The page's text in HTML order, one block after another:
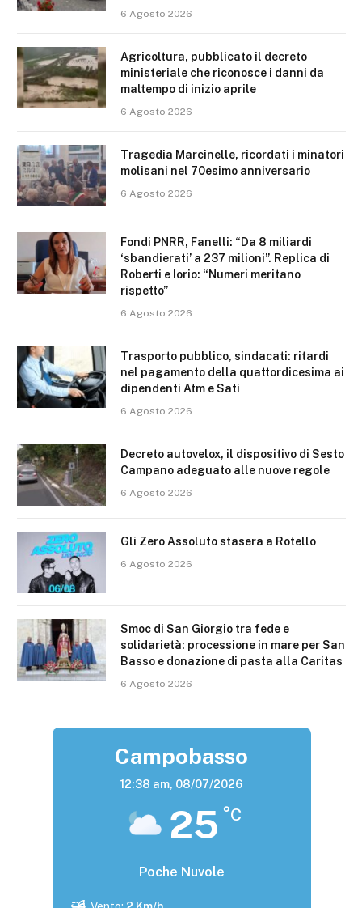
6 Agosto 2026
Agricoltura, pubblicato il decreto
ministeriale che riconosce i danni da
maltempo di inizio aprile
6 Agosto 2026
Tragedia Marcinelle, ricordati i minatori
molisani nel 70esimo anniversario
6 Agosto 2026
Fondi PNRR, Fanelli: “Da 8 miliardi
‘sbandierati’ a 237 milioni”. Replica di
Roberti e Iorio: “Numeri meritano
rispetto”
6 Agosto 2026
Trasporto pubblico, sindacati: ritardi
nel pagamento della quattordicesima ai
dipendenti Atm e Sati
6 Agosto 2026
Decreto autovelox, il dispositivo di Sesto
Campano adeguato alle nuove regole
6 Agosto 2026
Gli Zero Assoluto stasera a Rotello
6 Agosto 2026
Smoc di San Giorgio tra fede e
solidarietà: processione in mare per San
Basso e donazione di pasta alla Caritas
6 Agosto 2026
Campobasso
12:38 am, 08/07/2026
25 °C
Poche Nuvole